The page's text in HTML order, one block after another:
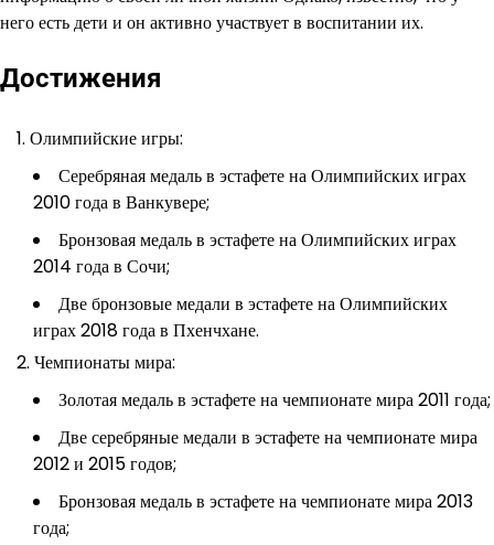
него есть дети и он активно участвует в воспитании их.
Достижения
Олимпийские игры:
Серебряная медаль в эстафете на Олимпийских играх
2010 года в Ванкувере;
Бронзовая медаль в эстафете на Олимпийских играх
2014 года в Сочи;
Две бронзовые медали в эстафете на Олимпийских
играх 2018 года в Пхенчхане.
Чемпионаты мира:
Золотая медаль в эстафете на чемпионате мира 2011 года;
Две серебряные медали в эстафете на чемпионате мира
2012 и 2015 годов;
Бронзовая медаль в эстафете на чемпионате мира 2013
года;